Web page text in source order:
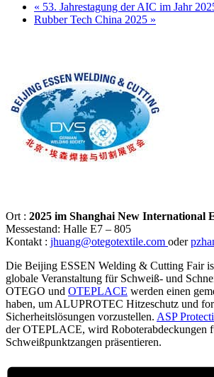
« 53. Jahrestagung der AIC im Jahr
Rubber Tech China 2025 »
Ort : 2025 im Shanghai New International
Messestand: Halle E7 – 805
Kontakt : jhuang@otegotextile.com oder
Die Beijing ESSEN Welding & Cutting Fair
globale Veranstaltung für Schweiß- und
OTEGO und OTEPLACE werden einen
haben, um ALUPROTEC Hitzeschutz und
Sicherheitslösungen vorzustellen. ASP
der OTEPLACE, wird Roboterabdeckungen
Schweißpunktzangen präsentieren.